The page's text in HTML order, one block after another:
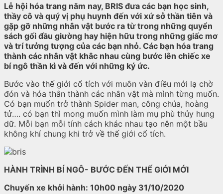
Lễ hội hóa trang năm nay, BRIS đưa các bạn học sinh,
thầy cô và quý vị phụ huynh đến với xứ sở thần tiên và
gặp gỡ những nhân vật bước ra từ trong những quyển
sách gối đầu giường hay hiện hữu trong những giấc mơ
và trí tưởng tượng của các bạn nhỏ. Các bạn hóa trang
thành các nhân vật khâc nhau cùng bước lên chiếc xe
bí ngô thần kì và đến với những ký ức.
Bước vào thế giới cổ tích với muôn vàn điều mới lạ chờ
đón và hóa thân thành các nhân vật mà mình từng muốn.
Có bạn muốn trở thành Spider man, công chúa, hoàng
tử…. có bạn thì mong muốn mình làm mụ phù thủy hung
dữ. Mỗi bạn mỗi tính cách khác nhau tạo nên một bầu
không khí chung khi trở về thế giới cổ tích.
HÀNH TRÌNH BÍ NGÔ- BƯỚC ĐẾN THẾ GIỚI MỚI
Chuyến xe khởi hành: 10h00 ngày 31/10/2020